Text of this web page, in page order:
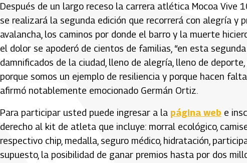
Después de un largo receso la carrera atlética Mocoa Vive
se realizará la segunda edición que recorrerá con alegría y
avalancha, los caminos por donde el barro y la muerte
el dolor se apoderó de cientos de familias, “en esta
damnificados de la ciudad, lleno de alegría, lleno de
porque somos un ejemplo de resiliencia y porque hacen
afirmó notablemente emocionado Germán Ortiz.
Para participar usted puede ingresar a la página web e
derecho al kit de atleta que incluye: morral ecológico,
respectivo chip, medalla, seguro médico, hidratación,
supuesto, la posibilidad de ganar premios hasta por dos